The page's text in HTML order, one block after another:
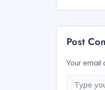
Post
Your